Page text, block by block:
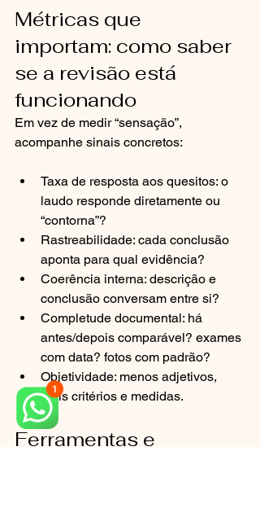
Métricas que
importam: como saber
se a revisão está
funcionando
Em vez de medir “sensação”,
acompanhe sinais concretos:
Taxa de resposta aos quesitos: o
laudo responde diretamente ou
“contorna”?
Rastreabilidade: cada conclusão
aponta para qual evidência?
Coerência interna: descrição e
conclusão conversam entre si?
Completude documental: há
antes/depois comparável? exames
com data? fotos com padrão?
Objetividade: menos adjetivos,
mais critérios e medidas.
Ferramentas e